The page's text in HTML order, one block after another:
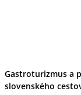
Gastroturizmus a
slovenského